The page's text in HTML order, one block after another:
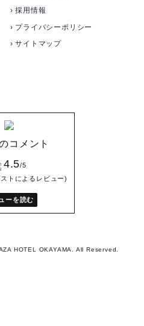
› 採用情報
› プライバシーポリシー
› サイトマップ
コメント
4.5/5
トによるレビュー)
ーを読む
HOTEL OKAYAMA. All Reserved.